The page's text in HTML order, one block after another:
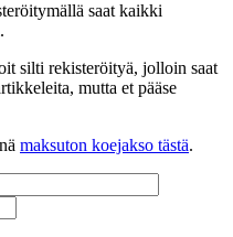
saat kaikki
silti rekisteröityä, jolloin saat
mutta et pääse
maksuton koejakso tästä.